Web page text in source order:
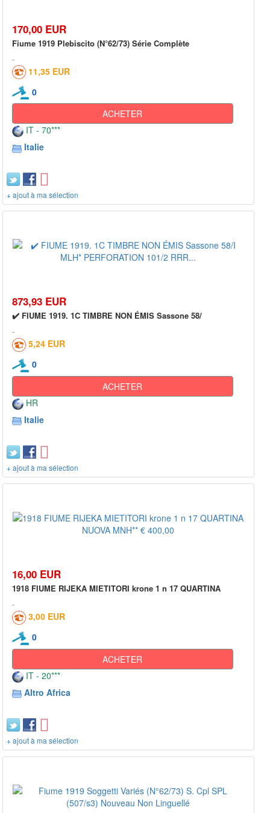
170,00 EUR
Fiume 1919 Plebiscito (N°62/73) Série Complète
11,35 EUR
0
ACHETER
IT - 70***
Italie
+ ajout à ma sélection
873,93 EUR
✔️ FIUME 1919. 1C TIMBRE NON ÉMIS Sassone 58/
5,24 EUR
0
ACHETER
HR
Italie
+ ajout à ma sélection
16,00 EUR
1918 FIUME RIJEKA MIETITORI krone 1 n 17 QUARTINA
3,00 EUR
0
ACHETER
IT - 20***
Altro Africa
+ ajout à ma sélection